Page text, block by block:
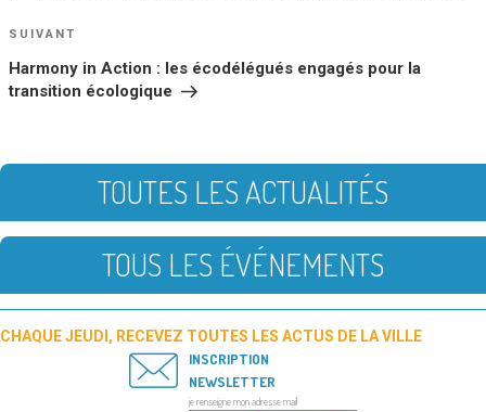
Article
SUIVANT
Harmony in Action : les écodélégués engagés pour la
transition écologique
TOUTES LES ACTUALITÉS
TOUS LES ÉVÉNEMENTS
CHAQUE JEUDI, RECEVEZ TOUTES LES ACTUS DE LA VILLE
INSCRIPTION
NEWSLETTER